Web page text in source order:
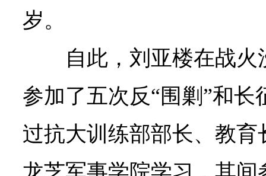
岁。
自此，刘亚楼在战
参加了五次反“围剿”和
过抗大训练部部长、教育